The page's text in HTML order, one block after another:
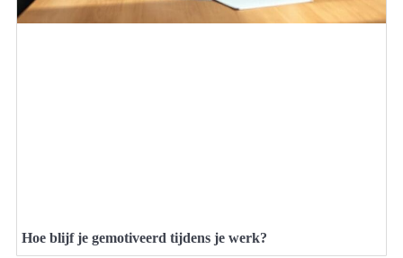
Hoe blijf je gemotiveerd tijdens je werk?